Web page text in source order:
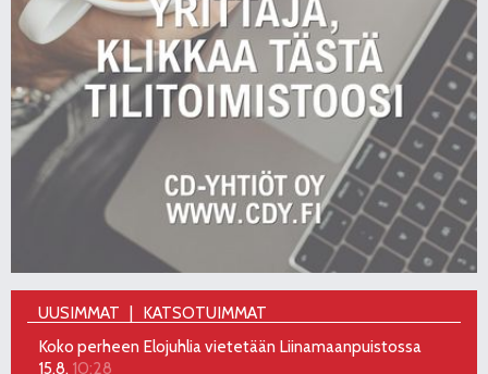
UUSIMMAT
KATSOTUIMMAT
Koko perheen Elojuhlia vietetään Liinamaanpuistossa
15.8. 10:28